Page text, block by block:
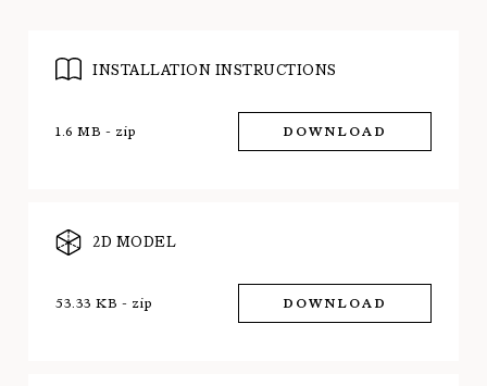
INSTALLATION INSTRUCTIONS
1.6 MB - zip DOWNLOAD
2D MODEL
53.33 KB - zip DOWNLOAD